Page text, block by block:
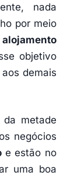
nada
por meio
objetivo
demais
da metade
negócios
e estão no
uma boa